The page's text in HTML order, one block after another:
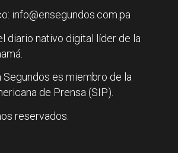
info@ensegundos.com.pa
diario nativo digital líder de la
Segundos es miembro de la
de Prensa (SIP).
reservados.